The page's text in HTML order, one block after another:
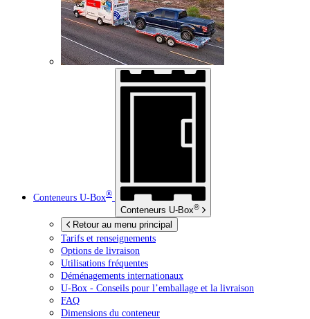
Conteneurs U-Box®
Conteneurs U-Box®
Retour au menu principal
Tarifs et renseignements
Options de livraison
Utilisations fréquentes
Déménagements internationaux
U-Box - Conseils pour l’emballage et la livraison
FAQ
Dimensions du conteneur